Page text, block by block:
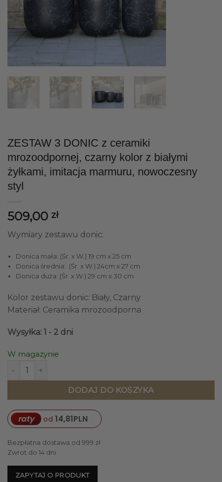
ZESTAW 3 DONIC z ceramiki
mrozoodpornej, czarny kolor z białymi
żyłkami, imitacja marmuru, nowoczesny
styl
509,00 zł
Wymiary zestawu donic:
Donica mała: (Śr. x W.) 19 cm x 25 cm
Donica średnia: (Śr. x W.) 24cm x 27 cm
Donica duża: (Śr. x W.) 29 cm x 30 cm
Kolor zestawu donic: Biały, Czarny
Materiał: Ceramika mrozoodporna
Wysyłka: 1 - 2 dni
W magazynie
ilość ZESTAW 3 DONIC z ceramiki mrozoodpornej,
DODAJ DO KOSZYKA
raty od 14,81PLN
Bezpłatna dostawa od 999 zł
Zwrot do 14 dni
ZAPYTAJ O PRODUKT